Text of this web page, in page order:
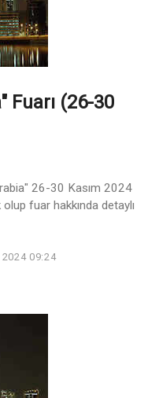
Fuarı (26-30
26-30 Kasım 2024
fuar hakkında detaylı
2024 09:24